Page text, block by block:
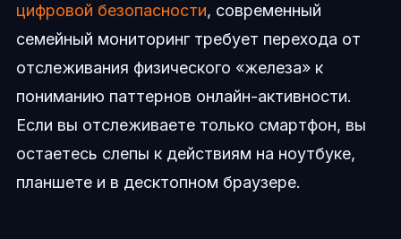
цифровой безопасности, современный
семейный мониторинг требует перехода от
отслеживания физического «железа» к
пониманию паттернов онлайн-активности.
Если вы отслеживаете только смартфон, вы
остаетесь слепы к действиям на ноутбуке,
планшете и в десктопном браузере.